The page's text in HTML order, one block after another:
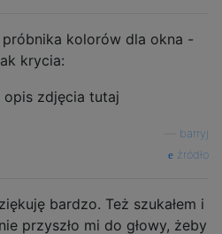
kolorów dla okna -
krycia:
barryj
źródło
bardzo. Też szukałem i
przyszło mi do głowy, żeby